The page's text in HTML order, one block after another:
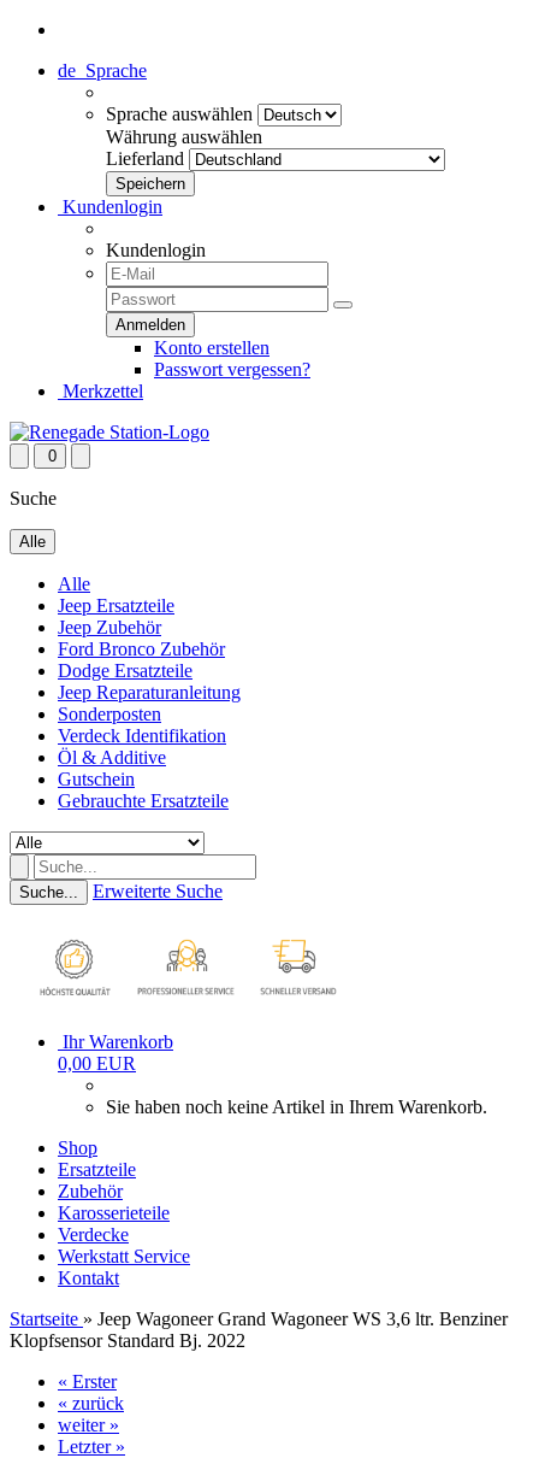
de Sprache
Sprache auswählen
Währung auswählen
Lieferland
Kundenlogin
Kundenlogin
Konto erstellen
Passwort vergessen?
Merkzettel
0
Suche
Alle
Alle
Jeep Ersatzteile
Jeep Zubehör
Ford Bronco Zubehör
Dodge Ersatzteile
Jeep Reparaturanleitung
Sonderposten
Verdeck Identifikation
Öl & Additive
Gutschein
Gebrauchte Ersatzteile
Suche... Erweiterte Suche
Ihr Warenkorb
0,00 EUR
Sie haben noch keine Artikel in Ihrem Warenkorb.
Shop
Ersatzteile
Zubehör
Karosserieteile
Verdecke
Werkstatt Service
Kontakt
Startseite » Jeep Wagoneer Grand Wagoneer WS 3,6 ltr. Benziner
Klopfsensor Standard Bj. 2022
« Erster
« zurück
weiter »
Letzter »